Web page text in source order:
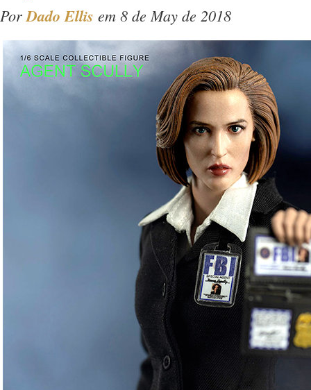
PorDado Ellis em 8 de May de 2018